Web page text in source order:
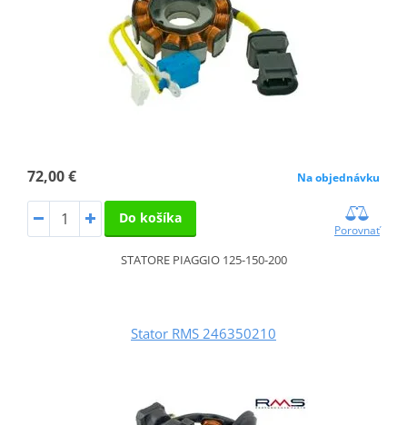
72,00 € Na objednávku
Do košíka
Porovnať
STATORE PIAGGIO 125-150-200
Stator RMS 246350210